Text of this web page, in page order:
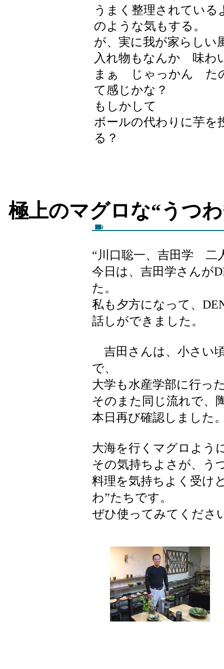
うまく整理されてい
のような気もする。
が、実に我が家らしい
入れ物もなんか 味わ
まぁ じゃっかん た
て感じかな？
もしかして
ボールの代わりに芋を
る？
極上のマグロな“
“川口聡一、吉田学 二
今日は、吉田学さんが
た。
私も夕方になって、
話しができました。
吉田さんは、小さい
で、
大学も水産学部に行っ
そのまた同じ流れで、
本日再び確認しました
大海を行くマグロよう
その気持ちよさが、う
料理を気持ちよく受け
わ”たちです。
ぜひ使ってみてくださ